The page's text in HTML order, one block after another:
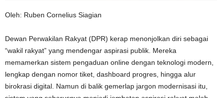
Oleh: Ruben Cornelius Siagian
Dewan Perwakilan Rakyat (DPR) kerap menonjolkan diri sebagai
“wakil rakyat” yang mendengar aspirasi publik. Mereka
memamerkan sistem pengaduan online dengan teknologi modern,
lengkap dengan nomor tiket, dashboard progres, hingga alur
birokrasi digital. Namun di balik gemerlap jargon modernisasi itu,